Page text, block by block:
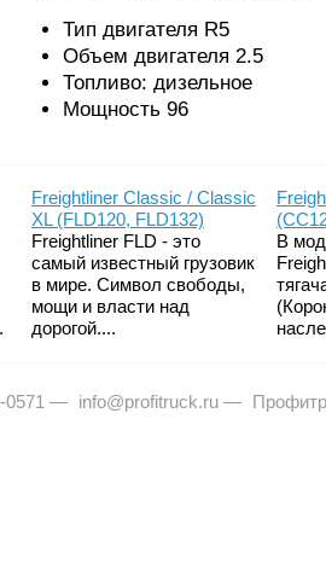
Тип двигателя R5
Объем двигателя 2.5
Топливо: дизельное
Мощность 96
Freightliner Classic / Classic
XL (FLD120, FLD132)
Freightliner FLD - это
самый известный грузовик
в мире. Символ свободы,
мощи и власти над
дорогой....
В
— info@profitruck.ru —